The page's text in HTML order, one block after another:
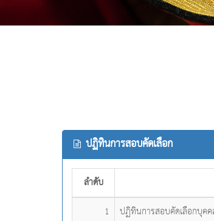
ปฏิทินการสอบคัดเลือก
ลำดับ
1
ปฏิทินการสอบคัดเลือกบุค